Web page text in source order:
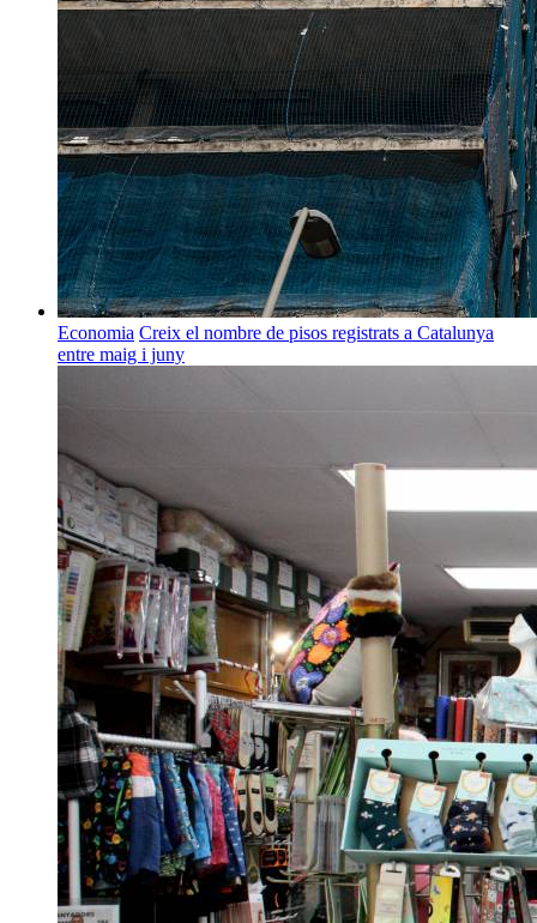
Economia Creix el nombre de pisos registrats a Catalunya
entre maig i juny